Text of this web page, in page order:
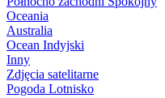
Oceania
Australia
Ocean Indyjski
Inny
Zdjęcia satelitarne
Pogoda Lotnisko